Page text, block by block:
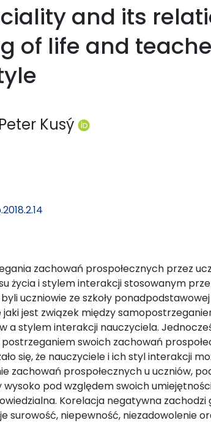
and its
of life and
Kusý
zachowań prospołecznych przez
życia i stylem interakcji stosowanym
uczniowie ze szkoły ponadpodstawowej
jest związek między
a stylem interakcji nauczyciela.
swoich zachowań
się, że nauczyciele i ich styl interakcji
zachowań prospołecznych u uczniów,
pod względem swoich
Korelacja negatywna
surowość, niepewność, niezadowolenie